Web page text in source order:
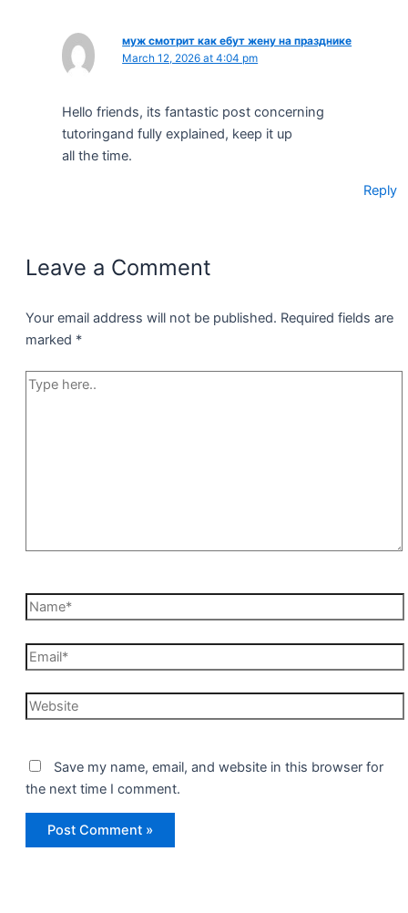
муж смотрит как ебут жену на празднике
March 12, 2026 at 4:04 pm
Hello friends, its fantastic post concerning
tutoringand fully explained, keep it up
all the time.
Reply
Leave a Comment
Your email address will not be published. Required fields are
marked *
Type
Name*
Email*
Website
Save my name, email, and website in this browser for
the next time I comment.